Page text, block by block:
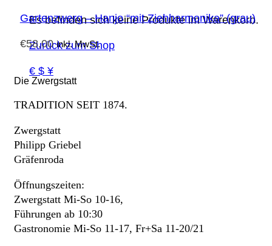
Es befinden sich keine Produkte im Warenkorb.
Zurück zum Shop
€ $ ¥
Gartenzwerg – Hanjo “mit Ziehharmonika” (grau)
€58,00 inkl. MwSt.
Die Zwergstatt
TRADITION SEIT 1874.
Zwergstatt
Philipp Griebel
Gräfenroda
Öffnungszeiten:
Zwergstatt Mi-So 10-16,
Führungen ab 10:30
Gastronomie Mi-So 11-17, Fr+Sa 11-20/21